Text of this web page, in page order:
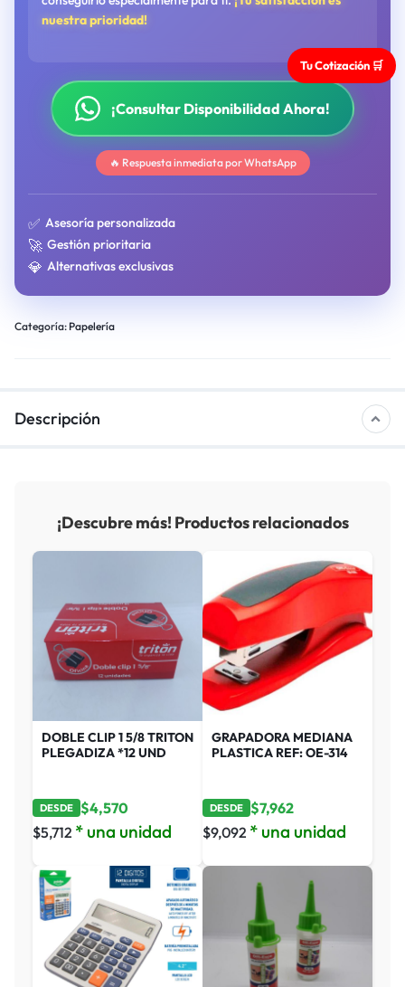
nuestra prioridad!
¡Consultar Disponibilidad Ahora!
🔥 Respuesta inmediata por WhatsApp
✅ Asesoría personalizada
🚀 Gestión prioritaria
💎 Alternativas exclusivas
Categoría: Papelería
Descripción
¡Descubre más! Productos relacionados
DOBLE CLIP 1 5/8 TRITON
PLEGADIZA *12 UND
DESDE $4,570
$5,712 * una unidad
GRAPADORA MEDIANA
PLASTICA REF: OE-314
DESDE $7,962
$9,092 * una unidad
Tu Cotización 🛒